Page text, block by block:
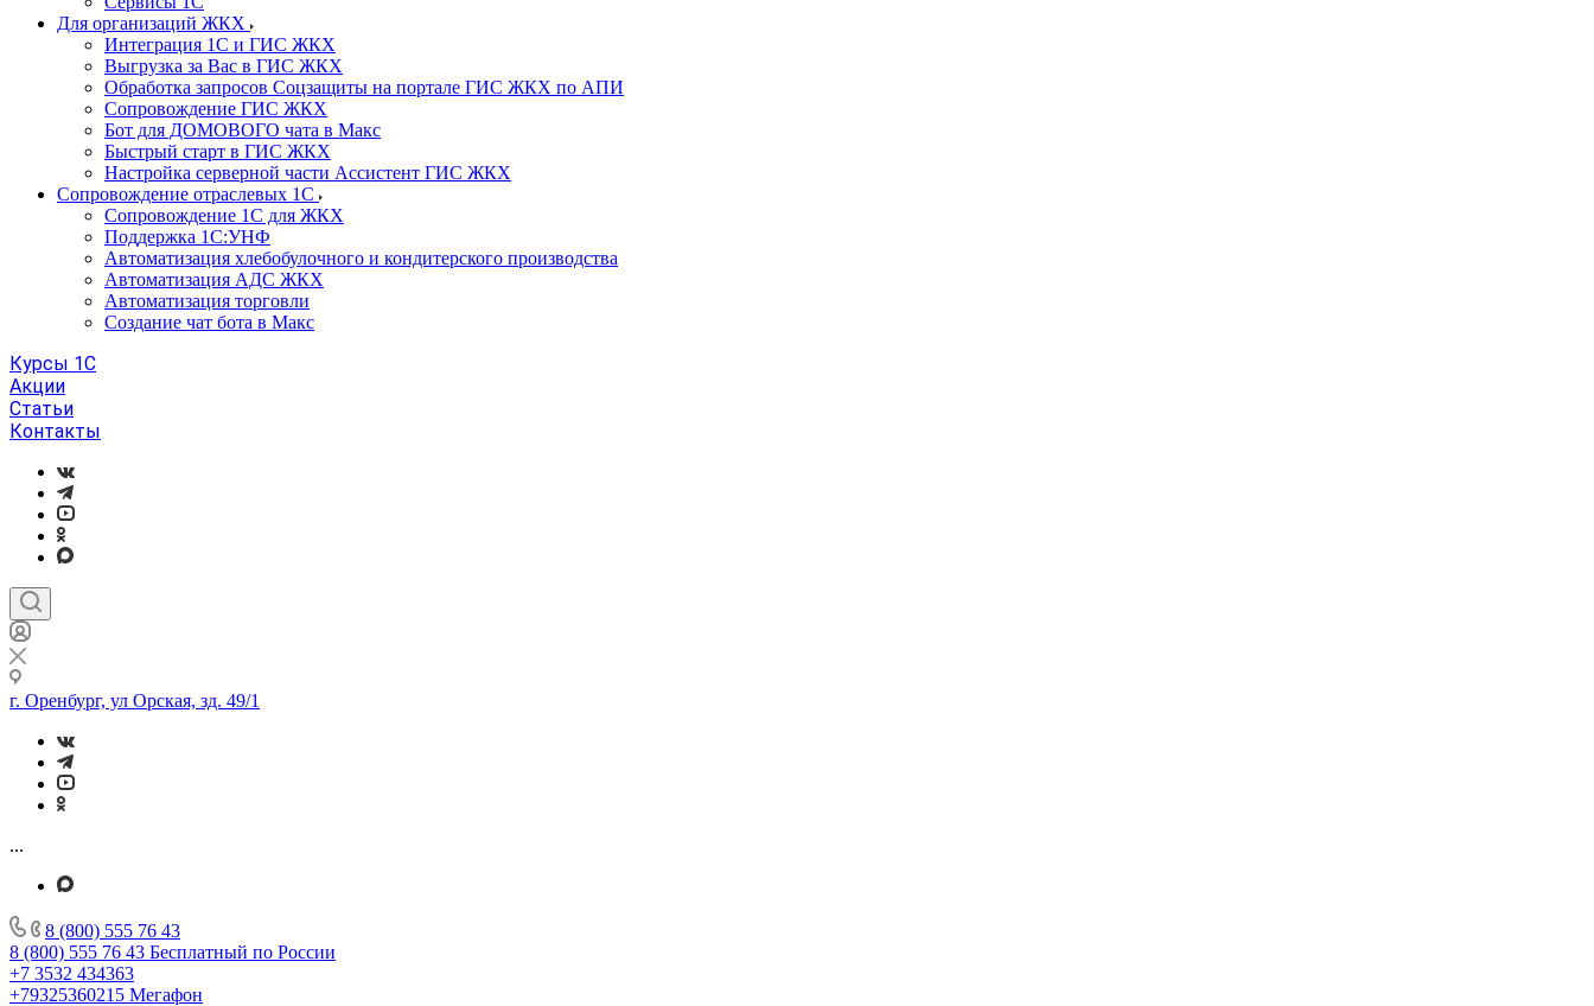
Для организаций ЖКХ
Интеграция 1С и ГИС ЖКХ
Выгрузка за Вас в ГИС ЖКХ
Обработка запросов Соцзащиты на портале ГИС ЖКХ по АПИ
Сопровождение ГИС ЖКХ
Бот для ДОМОВОГО чата в Макс
Быстрый старт в ГИС ЖКХ
Настройка серверной части Ассистент ГИС ЖКХ
Сопровождение отраслевых 1С
Сопровождение 1С для ЖКХ
Поддержка 1С:УНФ
Автоматизация хлебобулочного и кондитерского производства
Автоматизация АДС ЖКХ
Автоматизация торговли
Создание чат бота в Макс
Курсы 1С
Акции
Статьи
Контакты
г. Оренбург, ул Орская, зд. 49/1
...
8 (800) 555 76 43
8 (800) 555 76 43 Бесплатный по России
+7 3532 434363
+79325360215 Мегафон